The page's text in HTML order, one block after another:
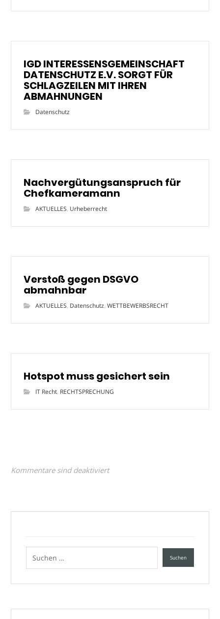
IGD INTERESSENSGEMEINSCHAFT
DATENSCHUTZ E.V. SORGT FÜR
SCHLAGZEILEN MIT IHREN
ABMAHNUNGEN
Datenschutz
Nachvergütungsanspruch für
Chefkameramann
AKTUELLES, Urheberrecht
Verstoß gegen DSGVO
abmahnbar
AKTUELLES, Datenschutz,WETTBEWERBSRECHT
Hotspot muss gesichert sein
IT Recht, RECHTSPRECHUNG
Kommentare sind deaktiviert